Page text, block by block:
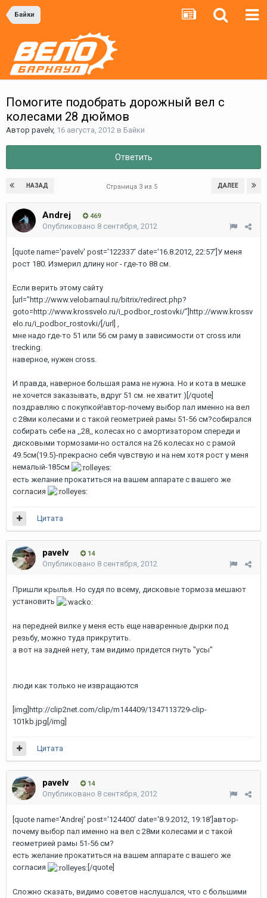
Байки
Помогите подобрать дорожный вел с
колесами 28 дюймов
Автор pavelv, 16 августа, 2012 в Байки
Ответить
НАЗАД ДАЛЕЕ
Страница 3 из 5
Andrej 469
Опубликовано 8 сентября, 2012
[quote name='pavelv' post='122337' date='16.8.2012, 22:57']У меня
рост 180. Измерил длину ног - где-то 88 см.
Если верить этому сайту
[url="http://www.velobarnaul.ru/bitrix/redirect.php?
goto=http://www.krossvelo.ru/i_podbor_rostovki/"]http://www.krossv
elo.ru/i_podbor_rostovki/[/url] ,
мне надо где-то 51 или 56 см раму в зависимости от cross или
trecking.
наверное, нужен cross.
И правда, наверное большая рама не нужна. Но и кота в мешке
не хочется заказывать, вдруг 51 см. не хватит )[/quote]
поздравляю с покупкой!автор-почему выбор пал именно на вел
с 28ми колесами и с такой геометрией рамы 51-56 см?собирался
собирать себе на ,,28,, колесах но с амортизатором спереди и
дисковыми тормозами-но остался на 26 колесах но с рамой
49.5см(19.5)-прекрасно себя чувствую и на нем хотя рост у меня
немалый-185см
есть желание прокатиться на вашем аппарате с вашего же
согласия
Цитата
pavelv 14
Опубликовано 8 сентября, 2012
Пришли крылья. Но судя по всему, дисковые тормоза мешают
установить
на передней вилке у меня есть еще наваренные дырки под
резьбу, можно туда прикрутить.
а вот на задней нету, там видимо придется гнуть "усы"
люди как только не извращаются
[img]http://clip2net.com/clip/m144409/1347113729-clip-
101kb.jpg[/img]
Цитата
pavelv 14
Опубликовано 8 сентября, 2012
[quote name='Andrej' post='124400' date='8.9.2012, 19:18']автор-
почему выбор пал именно на вел с 28ми колесами и с такой
геометрией рамы 51-56 см?
есть желание прокатиться на вашем аппарате с вашего же
согласия
[/quote]
Сложно сказать, видимо советов наслушался, что с большими